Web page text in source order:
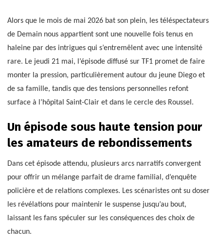
Alors que le mois de mai 2026 bat son plein, les téléspectateurs
de Demain nous appartient sont une nouvelle fois tenus en
haleine par des intrigues qui s’entremêlent avec une intensité
rare. Le jeudi 21 mai, l’épisode diffusé sur TF1 promet de faire
monter la pression, particulièrement autour du jeune Diego et
de sa famille, tandis que des tensions personnelles refont
surface à l’hôpital Saint-Clair et dans le cercle des Roussel.
Un épisode sous haute tension pour
les amateurs de rebondissements
Dans cet épisode attendu, plusieurs arcs narratifs convergent
pour offrir un mélange parfait de drame familial, d’enquête
policière et de relations complexes. Les scénaristes ont su doser
les révélations pour maintenir le suspense jusqu’au bout,
laissant les fans spéculer sur les conséquences des choix de
chacun.